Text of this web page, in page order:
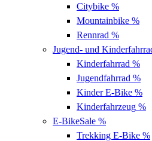
Citybike %
Mountainbike %
Rennrad %
Jugend- und
Kinderfahrrad %
Jugendfahrrad %
Kinder E-Bike %
Kinderfahrzeug %
E-BikeSale %
Trekking E-Bike %